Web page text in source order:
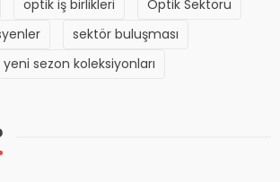
optik iş birlikleri
Optik Sektörü
sektör buluşması
yeni sezon koleksiyonları